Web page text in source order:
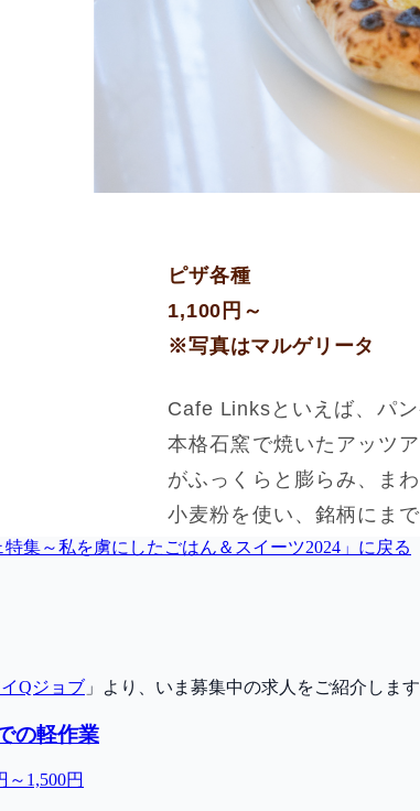
特集～私を虜にしたごはん＆スイーツ2024 」に戻る
Qジョブ 」より、いま募集中の求人をご紹介します
の軽作業
～1,500円